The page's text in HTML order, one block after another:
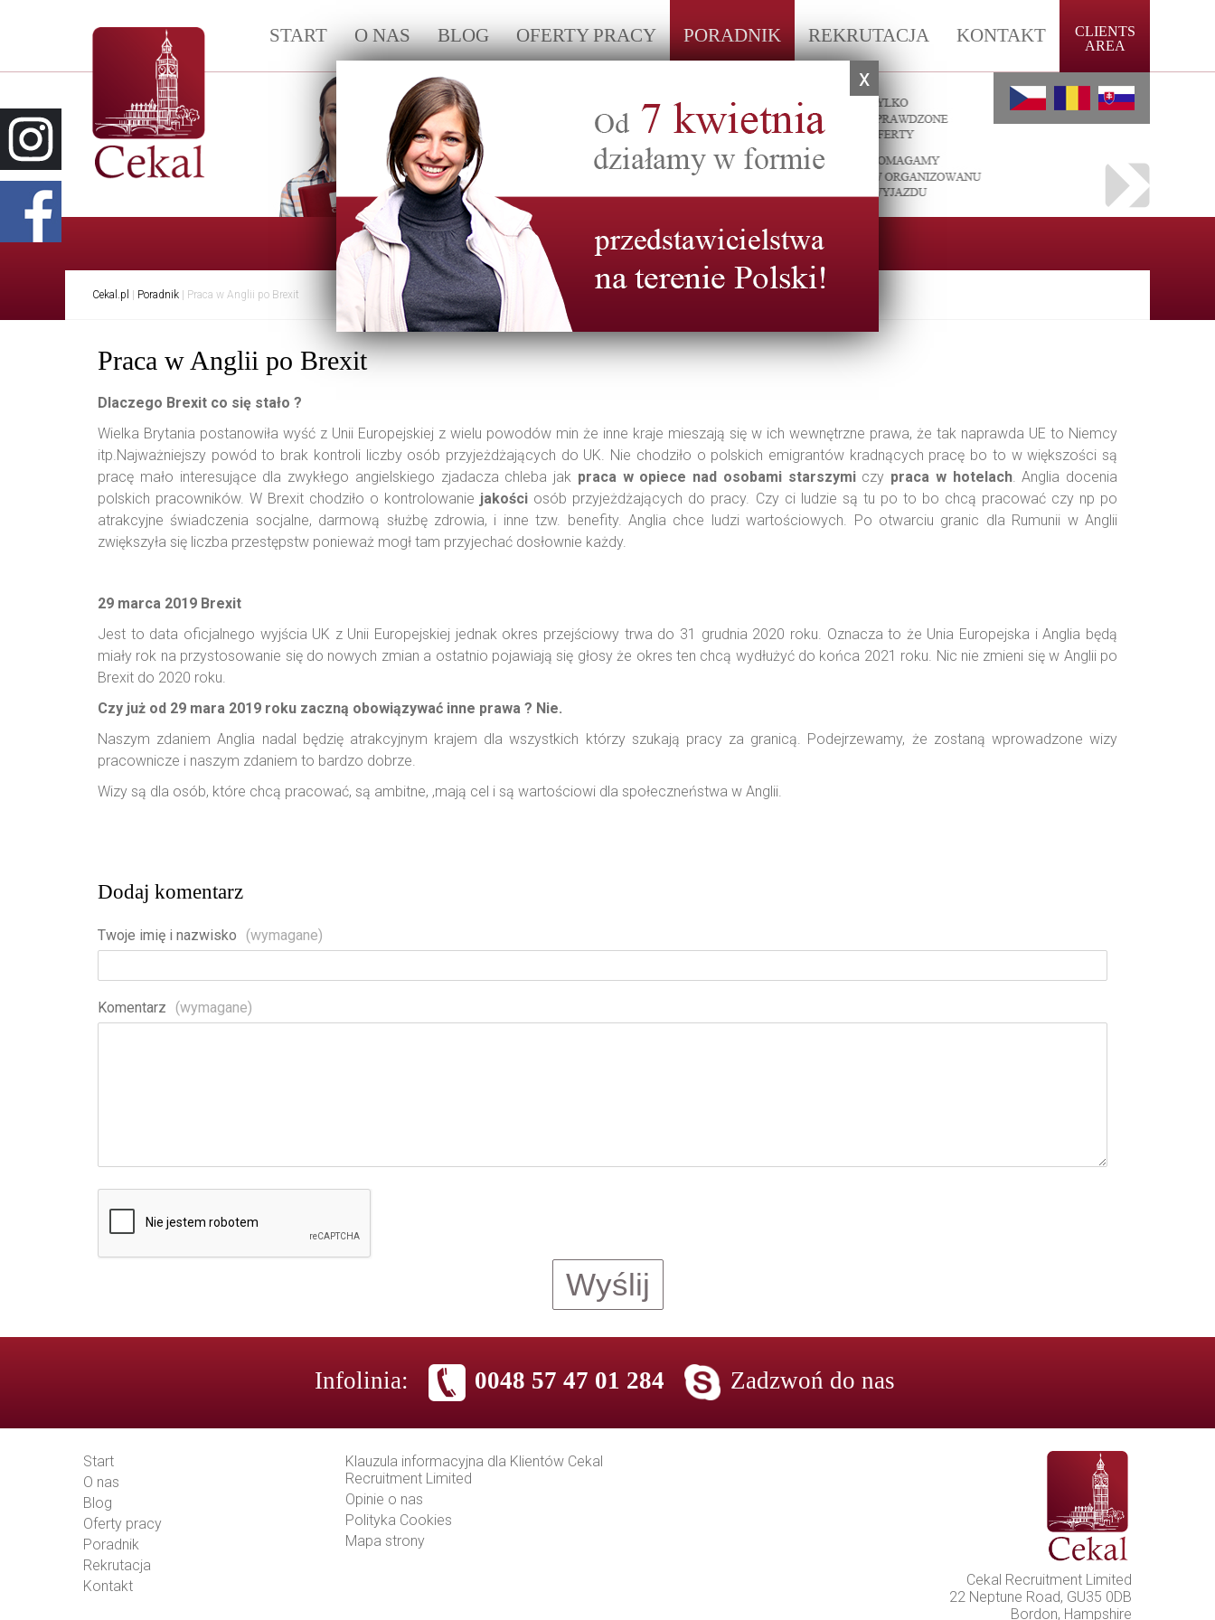
CLIENTS
AREA
START O NAS BLOG OFERTY PRACY PORADNIK REKRUTACJA KONTAKT
Infolinia: 0048 57 47 01 284 Zadzwoń do nas
Cekal.pl Poradnik Praca w Anglii po Brexit
Praca w Anglii po Brexit
Dlaczego Brexit co się stało ?
Wielka Brytania postanowiła wyść z Unii Europejskiej z wielu powodów min że inne kraje mieszają się w ich wewnętrzne prawa, że tak naprawda UE to Niemcy
itp.Najważniejszy powód to brak kontroli liczby osób przyjeżdżających do UK. Nie chodziło o polskich emigrantów kradnących pracę bo to w większości są
pracę mało interesujące dla zwykłego angielskiego zjadacza chleba jak praca w opiece nad osobami starszymiczy praca w hotelach. Anglia docenia
polskich pracowników. W Brexit chodziło o kontrolowanie jakości osób przyjeżdżających do pracy. Czy ci ludzie są tu po to bo chcą pracować czy np po
atrakcyjne świadczenia socjalne, darmową służbę zdrowia, i inne tzw. benefity. Anglia chce ludzi wartościowych. Po otwarciu granic dla Rumunii w Anglii
zwiększyła się liczba przestępstw ponieważ mogł tam przyjechać dosłownie każdy.
29 marca 2019 Brexit
Jest to data oficjalnego wyjścia UK z Unii Europejskiej jednak okres przejściowy trwa do 31 grudnia 2020 roku. Oznacza to że Unia Europejska i Anglia będą
miały rok na przystosowanie się do nowych zmian a ostatnio pojawiają się głosy że okres ten chcą wydłużyć do końca 2021 roku. Nic nie zmieni się w Anglii po
Brexit do 2020 roku.
Czy już od 29 mara 2019 roku zaczną obowiązywać inne prawa ? Nie.
Naszym zdaniem Anglia nadal będzię atrakcyjnym krajem dla wszystkich którzy szukają pracy za granicą. Podejrzewamy, że zostaną wprowadzone wizy
pracownicze i naszym zdaniem to bardzo dobrze.
Wizy są dla osób, które chcą pracować, są ambitne, ,mają cel i są wartościowi dla społeczneństwa w Anglii.
Dodaj komentarz
Twoje imię i nazwisko (wymagane)
Komentarz (wymagane)
Infolinia: 0048 57 47 01 284 Zadzwoń do nas
Start
O nas
Blog
Oferty pracy
Poradnik
Rekrutacja
Kontakt
Klauzula informacyjna dla Klientów Cekal
Recruitment Limited
Opinie o nas
Polityka Cookies
Mapa strony
Cekal Recruitment Limited
22 Neptune Road, GU35 0DB
Bordon, Hampshire
x